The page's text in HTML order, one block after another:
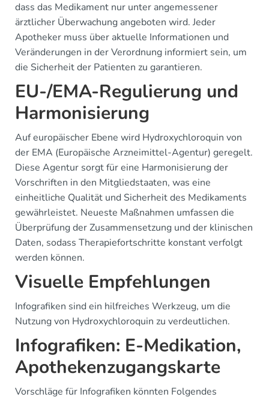
dass das Medikament nur unter angemessener
ärztlicher Überwachung angeboten wird. Jeder
Apotheker muss über aktuelle Informationen und
Veränderungen in der Verordnung informiert sein, um
die Sicherheit der Patienten zu garantieren.
EU-/EMA-Regulierung und
Harmonisierung
Auf europäischer Ebene wird Hydroxychloroquin von
der EMA (Europäische Arzneimittel-Agentur) geregelt.
Diese Agentur sorgt für eine Harmonisierung der
Vorschriften in den Mitgliedstaaten, was eine
einheitliche Qualität und Sicherheit des Medikaments
gewährleistet. Neueste Maßnahmen umfassen die
Überprüfung der Zusammensetzung und der klinischen
Daten, sodass Therapiefortschritte konstant verfolgt
werden können.
Visuelle Empfehlungen
Infografiken sind ein hilfreiches Werkzeug, um die
Nutzung von Hydroxychloroquin zu verdeutlichen.
Infografiken: E-Medikation,
Apothekenzugangskarte
Vorschläge für Infografiken könnten Folgendes